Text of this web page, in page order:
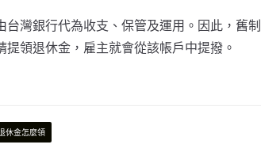
灣銀行代為收支、保管及運用。因此，舊制
領退休金，雇主就會從該帳戶中提撥。
休金怎麼領